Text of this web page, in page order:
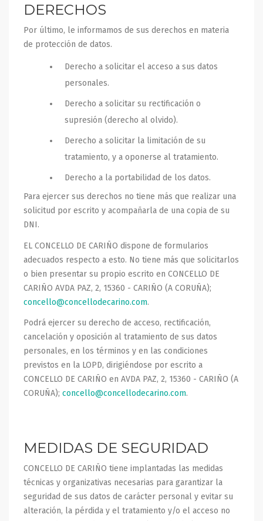
DERECHOS
Por último, le informamos de sus derechos en materia
de protección de datos.
Derecho a solicitar el acceso a sus datos
personales.
Derecho a solicitar su rectificación o
supresión (derecho al olvido).
Derecho a solicitar la limitación de su
tratamiento, y a oponerse al tratamiento.
Derecho a la portabilidad de los datos.
Para ejercer sus derechos no tiene más que realizar una
solicitud por escrito y acompañarla de una copia de su
DNI.
EL CONCELLO DE CARIÑO dispone de formularios
adecuados respecto a esto. No tiene más que solicitarlos
o bien presentar su propio escrito en CONCELLO DE
CARIÑO AVDA PAZ, 2, 15360 - CARIÑO (A CORUÑA);
concello@concellodecarino.com.
Podrá ejercer su derecho de acceso, rectificación,
cancelación y oposición al tratamiento de sus datos
personales, en los términos y en las condiciones
previstos en la LOPD, dirigiéndose por escrito a
CONCELLO DE CARIÑO en AVDA PAZ, 2, 15360 - CARIÑO (A
CORUÑA); concello@concellodecarino.com.
MEDIDAS DE SEGURIDAD
CONCELLO DE CARIÑO tiene implantadas las medidas
técnicas y organizativas necesarias para garantizar la
seguridad de sus datos de carácter personal y evitar su
alteración, la pérdida y el tratamiento y/o el acceso no